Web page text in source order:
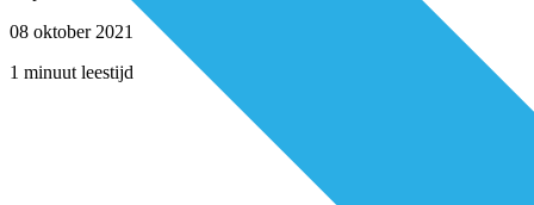
08 oktober 2021
1 minuut leestijd